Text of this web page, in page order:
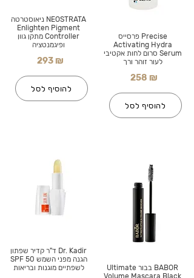
NEOSTRATA ניאוסטרטה
Enlighten Pigment
Controller מתקן גוון
ופיגמנטציה
293 ₪
להוסיף לסל
Dr. Kadir ד"ר קדיר שפתון
הגנה מפני השמש SPF 50
לשפתיים מוגנות ובריאות
Precise פרסייס
Activating Hydra
Serum סרום לחות אקטיבי
לעור זוהר ורך
258 ₪
להוסיף לסל
BABOR בבור Ultimate
Volume Mascara Black